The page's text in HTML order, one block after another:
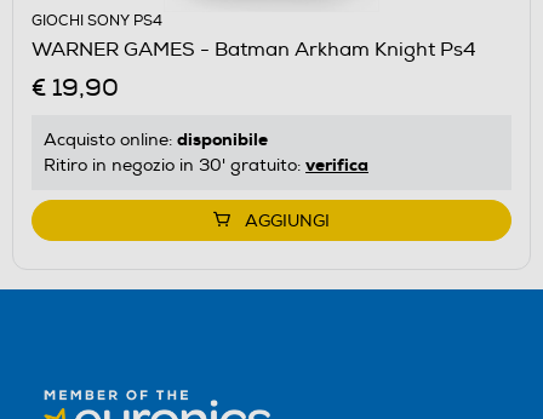
GIOCHI SONY PS4
WARNER GAMES - Batman Arkham Knight Ps4
€ 19,90
Acquisto online: disponibile
Ritiro in negozio in 30' gratuito: verifica
AGGIUNGI